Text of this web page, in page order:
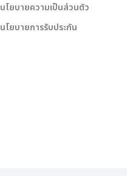
นโยบายความเป็นส่วนตัว
นโยบายการรับประกัน